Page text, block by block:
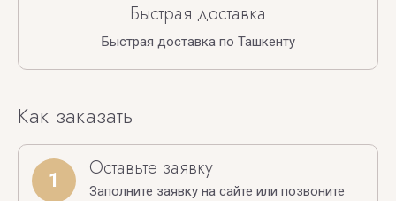
Быстрая доставка
Быстрая доставка по Ташкенту
Как заказать
1 Оставьте заявку
Заполните заявку на сайте или позвоните